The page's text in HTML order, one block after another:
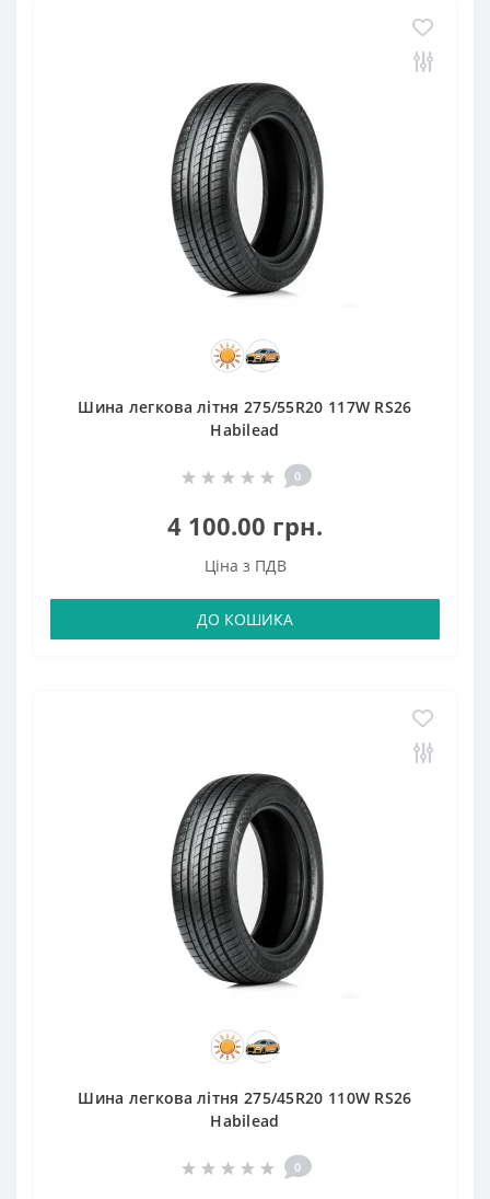
Шина легкова літня 275/55R20 117W RS26
Habilead
0
4 100.00 грн.
Ціна з ПДВ
ДО КОШИКА
Шина легкова літня 275/45R20 110W RS26
Habilead
0